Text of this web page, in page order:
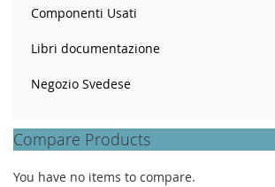
Componenti Usati
Libri documentazione
Negozio Svedese
Compare Products
You have no items to compare.